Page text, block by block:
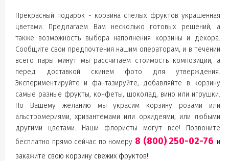
Прекрасный подарок - корзина спелых фруктов украшенная
цветами. Предлагаем Вам несколько готовых решений, а
также возможность выбора наполнения корзины и декора.
Сообщите свои предпочтения нашим операторам, и в течении
всего пары минут мы рассчитаем стоимость композиции, а
перед доставкой скинем фото для утверждения.
Экспериментируйте и фантазируйте, добавляйте в корзину
самые разные фрукты, конфеты, шоколад, вино или игрушки.
По Вашему желанию мы украсим корзину розами или
альстромериями, хризантемами или орхидеями, или любыми
другими цветами. Наши флористы могут всё! Позвоните
бесплатно прямо сейчас по номеру 8 (800) 250-02-76 и
закажите свою корзину свежих фруктов!